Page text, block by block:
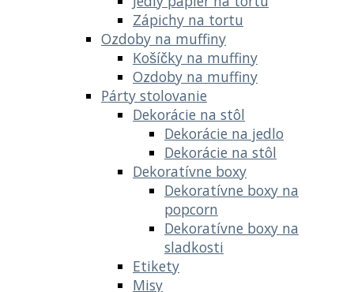
Zápichy na tortu
Ozdoby na muffiny
Košíčky na muffiny
Ozdoby na muffiny
Párty stolovanie
Dekorácie na stôl
Dekorácie na jedlo
Dekorácie na stôl
Dekoratívne boxy
Dekoratívne boxy na
popcorn
Dekoratívne boxy na
sladkosti
Etikety
Misy